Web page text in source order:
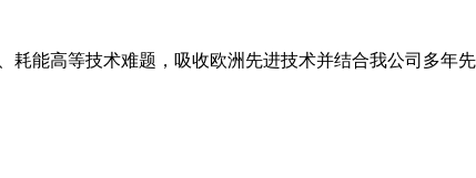
耗能高等技术难题，吸收欧洲先进技术并结合我公司多年